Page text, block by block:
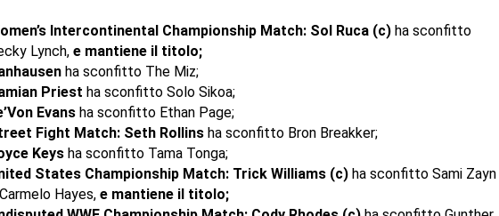
Intercontinental Championship Match: Sol Ruca (c)ha sconfitto
Lynch, e mantiene il titolo;
ha sconfitto The Miz;
Priest ha sconfitto Solo Sikoa;
Evansha sconfitto Ethan Page;
Fight Match: Seth Rollinsha sconfitto Bron Breakker;
Keysha sconfitto Tama Tonga;
States Championship Match: Trick Williams (c)ha sconfitto Sami Zayn
Hayes, e mantiene il titolo;